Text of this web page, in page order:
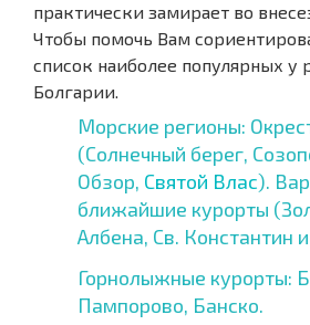
практически замирает во
Чтобы помочь Вам
список наиболее популярных у
Болгарии.
Морские регионы:
(Солнечный берег,
Обзор, Святой Влас).
ближайшие курорты
Албена, Св. Константин
Горнолыжные курорты:
Пампорово, Банско.